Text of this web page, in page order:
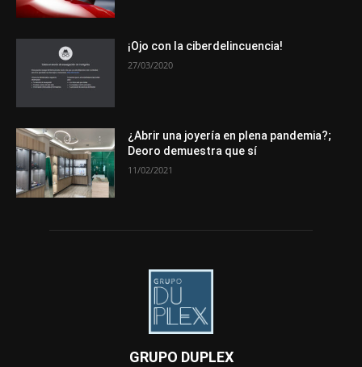
¡Ojo con la ciberdelincuencia!
27/03/2020
¿Abrir una joyería en plena pandemia?;
Deoro demuestra que sí
11/02/2021
GRUPO DUPLEX